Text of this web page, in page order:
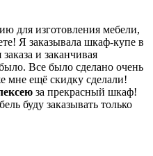
для изготовления мебели,
Я заказывала шкаф-купе в
и заканчивая
Все было сделано очень
мне ещё скидку сделали!
за прекрасный шкаф!
буду заказывать только